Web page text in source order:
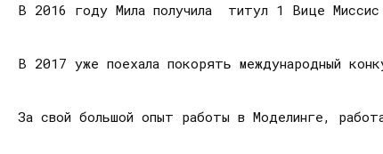
В 2016 году Мила получила титул 1 Вице Миссис
В 2017 уже поехала покорять международный
За свой большой опыт работы в Моделинге,